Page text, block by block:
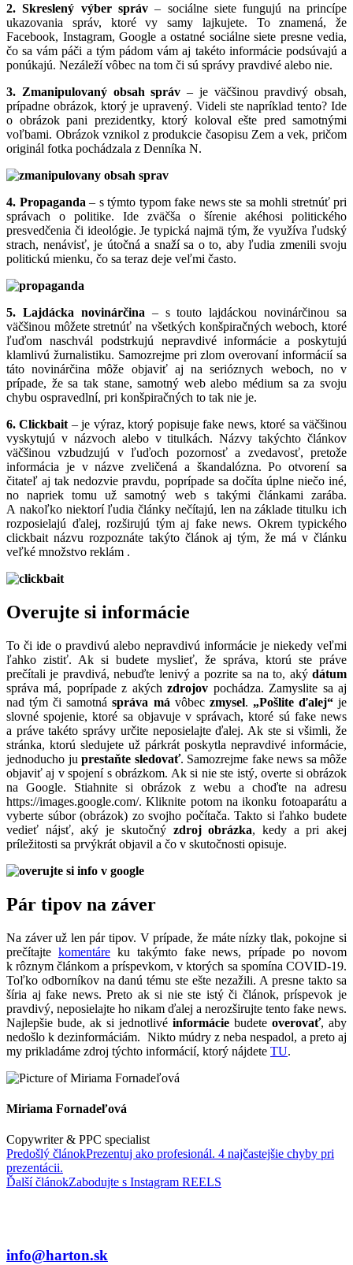
2. Skreslený výber správ– sociálne siete fungujú na princípe
ukazovania správ, ktoré vy samy lajkujete. To znamená, že
Facebook, Instagram, Google a ostatné sociálne siete presne vedia,
čo sa vám páči a tým pádom vám aj takéto informácie podsúvajú a
ponúkajú. Nezáleží vôbec na tom či sú správy pravdivé alebo nie.
3. Zmanipulovaný obsah správ – je väčšinou pravdivý obsah,
prípadne obrázok, ktorý je upravený. Videli ste napríklad tento? Ide
o obrázok pani prezidentky, ktorý koloval ešte pred samotnými
voľbami. Obrázok vznikol z produkcie časopisu Zem a vek, pričom
originál fotka pochádzala z Denníka N.
4. Propaganda – s týmto typom fake news ste sa mohli stretnúť pri
správach o politike. Ide zväčša o šírenie akéhosi politického
presvedčenia či ideológie. Je typická najmä tým, že využíva ľudský
strach, nenávisť, je útočná a snaží sa o to, aby ľudia zmenili svoju
politickú mienku, čo sa teraz deje veľmi často.
5. Lajdácka novinárčina – s touto lajdáckou novinárčinou sa
väčšinou môžete stretnúť na všetkých konšpiračných weboch, ktoré
ľuďom naschvál podstrkujú nepravdivé informácie a poskytujú
klamlivú žurnalistiku. Samozrejme pri zlom overovaní informácií sa
táto novinárčina môže objaviť aj na serióznych weboch, no v
prípade, že sa tak stane, samotný web alebo médium sa za svoju
chybu ospravedlní, pri konšpiračných to tak nie je.
6. Clickbait – je výraz, ktorý popisuje fake news, ktoré sa väčšinou
vyskytujú v názvoch alebo v titulkách. Názvy takýchto článkov
väčšinou vzbudzujú v ľuďoch pozornosť a zvedavosť, pretože
informácia je v názve zveličená a škandalózna. Po otvorení sa
čitateľ aj tak nedozvie pravdu, poprípade sa dočíta úplne niečo iné,
no napriek tomu už samotný web s takými článkami zarába.
A nakoľko niektorí ľudia články nečítajú, len na základe titulku ich
rozposielajú ďalej, rozširujú tým aj fake news. Okrem typického
clickbait názvu rozpoznáte takýto článok aj tým, že má v článku
veľké množstvo reklám .
Overujte si informácie
To či ide o pravdivú alebo nepravdivú informácie je niekedy veľmi
ľahko zistiť. Ak si budete myslieť, že správa, ktorú ste práve
prečítali je pravdivá, nebuďte lenivý a pozrite sa na to, aký dátum
správa má, poprípade z akýchzdrojov pochádza. Zamyslite sa aj
nad tým či samotnáspráva má vôbeczmysel. „Pošlite ďalej“je
slovné spojenie, ktoré sa objavuje v správach, ktoré sú fake news
a práve takéto správy určite neposielajte ďalej. Ak ste si všimli, že
stránka, ktorú sledujete už párkrát poskytla nepravdivé informácie,
jednoducho ju prestaňte sledovať. Samozrejme fake news sa môže
objaviť aj v spojení s obrázkom. Ak si nie ste istý, overte si obrázok
na Google. Stiahnite si obrázok z webu a choďte na adresu
https://images.google.com/. Kliknite potom na ikonku fotoaparátu a
vyberte súbor (obrázok) zo svojho počítača. Takto si ľahko budete
vedieť nájsť, aký je skutočný zdroj obrázka, kedy a pri akej
príležitosti sa prvýkrát objavil a čo v skutočnosti opisuje.
Pár tipov na záver
Na záver už len pár tipov. V prípade, že máte nízky tlak, pokojne si
prečítajte komentáreku takýmto fake news, prípade po novom
k rôznym článkom a príspevkom, v ktorých sa spomína COVID-19.
Toľko odborníkov na danú tému ste ešte nezažili. A presne takto sa
šíria aj fake news. Preto ak si nie ste istý či článok, príspevok je
pravdivý, neposielajte ho nikam ďalej a nerozširujte tento fake news.
Najlepšie bude, ak si jednotlivé informácie budete overovať, aby
nedošlo k dezinformáciám. Nikto múdry z neba nespadol, a preto aj
my prikladáme zdroj týchto informácií, ktorý nájdete TU.
Miriama Fornadeľová
Copywriter & PPC specialist
Predošlý článokPrezentuj ako profesionál. 4 najčastejšie chyby pri
prezentácii.
Ďalší článokZabodujte s Instagram REELS
info@harton.sk